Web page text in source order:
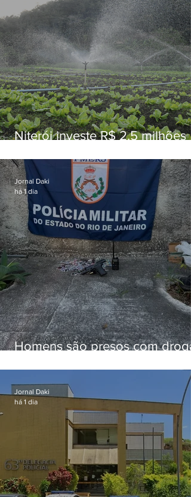
Niterói investe R$ 2,5 milhões
familiar para merenda escolar
Homens são presos com
Jornal Daki
há 1 dia
Jornal Daki
há 1 dia